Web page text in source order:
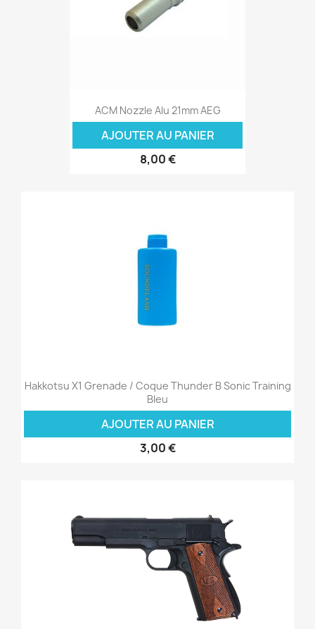
ACM Nozzle Alu 21mm AEG
AJOUTER AU PANIER
8,00 €
Hakkotsu X1 Grenade / Coque Thunder B Sonic Training
Bleu
AJOUTER AU PANIER
3,00 €